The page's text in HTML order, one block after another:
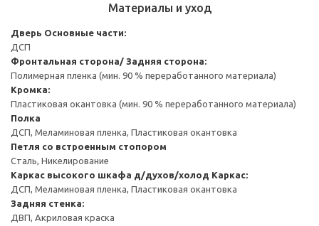
Материалы и уход
Дверь Основные части:
ДСП
Фронтальная сторона/ Задняя сторона:
Полимерная пленка (мин. 90 % переработанного материала)
Кромка:
Пластиковая окантовка (мин. 90 % переработанного материала)
Полка
ДСП, Меламиновая пленка, Пластиковая окантовка
Петля со встроенным стопором
Сталь, Никелирование
Каркас высокого шкафа д/духов/холод Каркас:
ДСП, Меламиновая пленка, Пластиковая окантовка
Задняя стенка:
ДВП, Акриловая краска